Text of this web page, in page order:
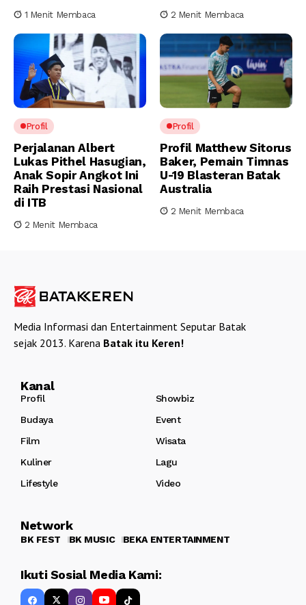
1 Menit Membaca 2 Menit Membaca
Profil
Perjalanan Albert
Lukas Pithel Hasugian,
Anak Sopir Angkot Ini
Raih Prestasi Nasional
di ITB
2 Menit Membaca
Profil
Profil Matthew Sitorus
Baker, Pemain Timnas
U-19 Blasteran Batak
Australia
2 Menit Membaca
Media Informasi dan Entertainment Seputar Batak
sejak 2013. Karena Batak itu Keren!
Kanal
Profil
Showbiz
Budaya
Event
Film
Wisata
Kuliner
Lagu
Lifestyle
Video
Network
BK FEST BK MUSIC BEKA ENTERTAINMENT
Ikuti Sosial Media Kami: